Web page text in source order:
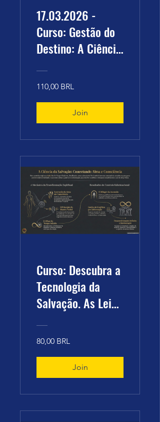
17.03.2026 -
Curso: Gestão do
Destino: A Ciência
Tempo e a Criação
da Realidade de
Grigori Grabovoi.
110,00 BRL
Join
Curso: Descubra a
Tecnologia da
Salvação. As Leis
Alma e
Consciência -
10.03.2026 às
80,00 BRL
Join